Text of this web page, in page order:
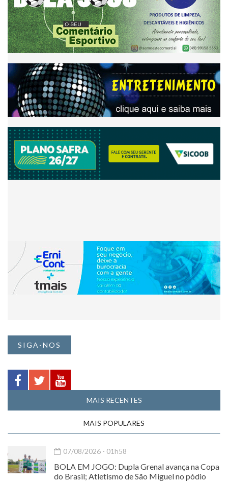
SIGA-NOS
MAIS RECENTES
MAIS POPULARES
07/08/2026 - 01h58
BOLA EM JOGO: Dupla Grenal avança na Copa
do Brasil; Atletismo de São Miguel no pódio